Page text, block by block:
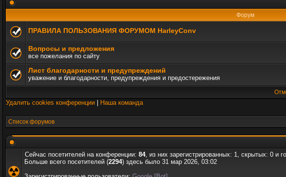
Форум
ПРАВИЛА ПОЛЬЗОВАНИЯ ФОРУМОМ HarleyConv
Вопросы и предложения
все пожелания по сайту
Лист благодарности и предупреждений
уважение и благодарности, предупреждения и предостережения
Удалить cookies конференции Наша команда
Список форумов
Сейчас посетителей на конференции: 84, из них зарегистрированных: 1, скрытых: 0 и
Больше всего посетителей (2294) здесь было 31 мар 2026, 03:02